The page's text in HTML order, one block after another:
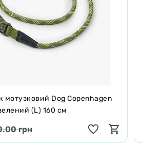
мотузковий Dog Copenhagen
(L) 160 см
грн